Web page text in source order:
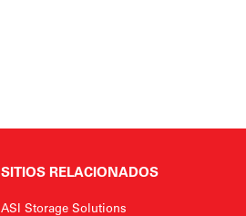
SITIOS RELACIONADOS
ASI Storage Solutions